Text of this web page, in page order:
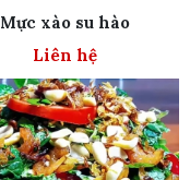
Mực xào su hào
Liên hệ